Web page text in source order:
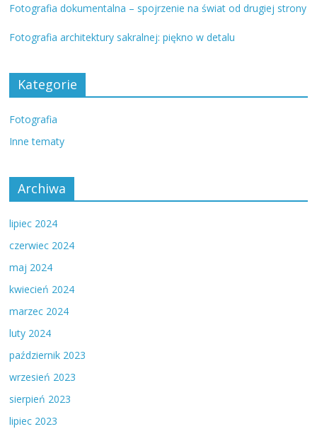
Fotografia dokumentalna – spojrzenie na świat od drugiej strony
Fotografia architektury sakralnej: piękno w detalu
Kategorie
Fotografia
Inne tematy
Archiwa
lipiec 2024
czerwiec 2024
maj 2024
kwiecień 2024
marzec 2024
luty 2024
październik 2023
wrzesień 2023
sierpień 2023
lipiec 2023